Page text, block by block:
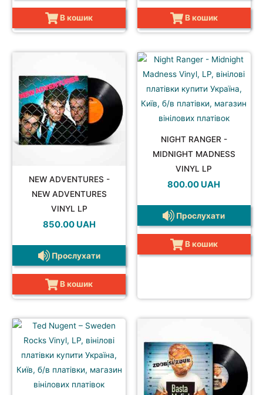
В кошик В кошик
NEW ADVENTURES -
NEW ADVENTURES
VINYL LP
850.00 UAH
Прослухати
В кошик
NIGHT RANGER -
MIDNIGHT MADNESS
VINYL LP
800.00 UAH
Прослухати
В кошик